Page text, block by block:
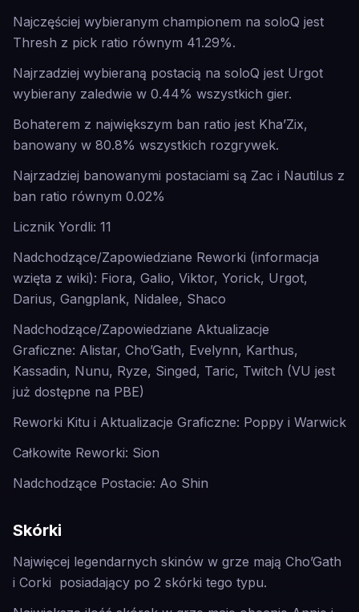
Najczęściej wybieranym championem na soloQ jest
Thresh z pick ratio równym 41.29%.
Najrzadziej wybieraną postacią na soloQ jest Urgot
wybierany zaledwie w 0.44% wszystkich gier.
Bohaterem z największym ban ratio jest Kha’Zix,
banowany w 80.8% wszystkich rozgrywek.
Najrzadziej banowanymi postaciami są Zac i Nautilus z
ban ratio równym 0.02%
Licznik Yordli: 11
Nadchodzące/Zapowiedziane Reworki (informacja
wzięta z wiki): Fiora, Galio, Viktor, Yorick, Urgot,
Darius, Gangplank, Nidalee, Shaco
Nadchodzące/Zapowiedziane Aktualizacje
Graficzne: Alistar, Cho’Gath, Evelynn, Karthus,
Kassadin, Nunu, Ryze, Singed, Taric, Twitch (VU jest
już dostępne na PBE)
Reworki Kitu i Aktualizacje Graficzne: Poppy i Warwick
Całkowite Reworki: Sion
Nadchodzące Postacie: Ao Shin
Skórki
Najwięcej legendarnych skinów w grze mają Cho’Gath
i Corki posiadający po 2 skórki tego typu.